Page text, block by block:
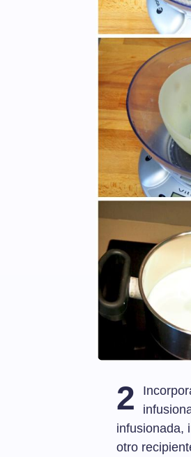
2
infusionada,
otro